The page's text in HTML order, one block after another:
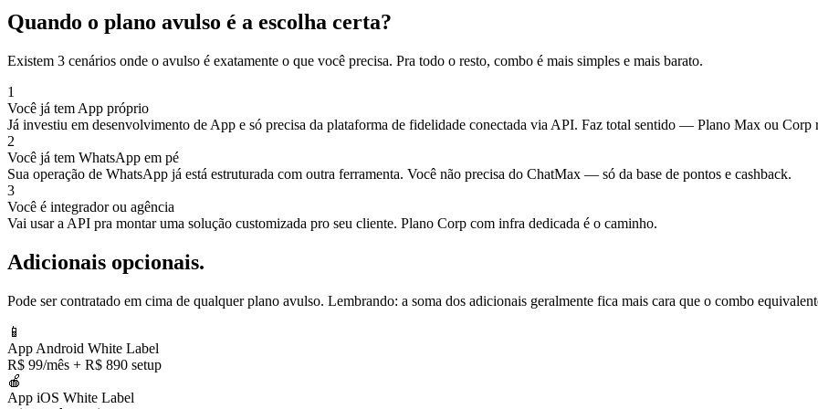
Quando o plano avulso é a escolha certa?
Existem 3 cenários onde o avulso é exatamente o que você precisa. Pra todo o resto, combo é mais simples e mais barato.
1
Você já tem App próprio
Já investiu em desenvolvimento de App e só precisa da plataforma de fidelidade conectada via API. Faz total sentido — Plano Max ou Corp
2
Você já tem WhatsApp em pé
Sua operação de WhatsApp já está estruturada com outra ferramenta. Você não precisa do ChatMax — só da base de pontos e cashback.
3
Você é integrador ou agência
Vai usar a API pra montar uma solução customizada pro seu cliente. Plano Corp com infra dedicada é o caminho.
Adicionais opcionais.
Pode ser contratado em cima de qualquer plano avulso. Lembrando: a soma dos adicionais geralmente fica mais cara que o combo
📱
App Android White Label
R$ 99/mês + R$ 890 setup
🍎
App iOS White Label